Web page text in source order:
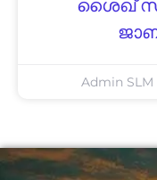
ശൈ​ഖ്
Admin SLM